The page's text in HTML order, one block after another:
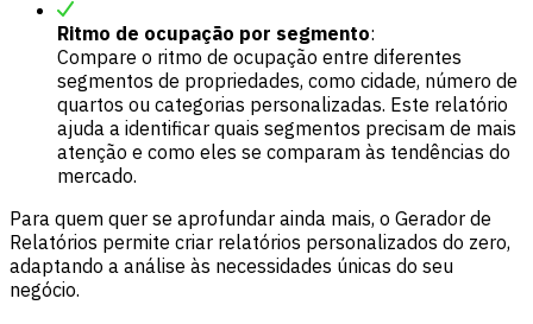
Ritmo de ocupação por segmento:
Compare o ritmo de ocupação entre diferentes
segmentos de propriedades, como cidade, número de
quartos ou categorias personalizadas. Este relatório
ajuda a identificar quais segmentos precisam de mais
atenção e como eles se comparam às tendências do
mercado.
Para quem quer se aprofundar ainda mais, o Gerador de
Relatórios permite criar relatórios personalizados do zero,
adaptando a análise às necessidades únicas do seu
negócio.